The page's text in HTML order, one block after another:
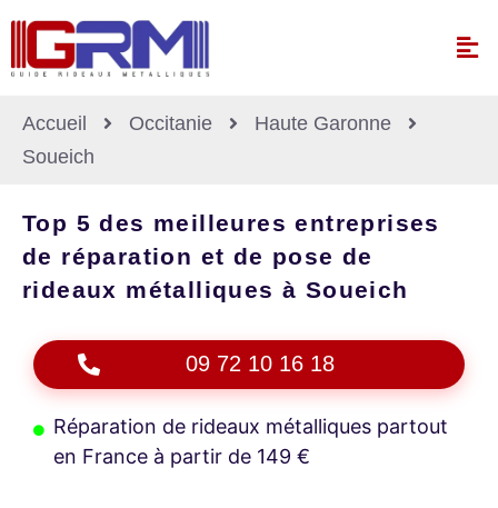
Accueil Occitanie
Haute Garonne
Soueich
Top 5 des meilleures entreprises
de réparation et de pose de
rideaux métalliques à Soueich
09 72 10 16 18
Réparation de rideaux métalliques partout
en France à partir de 149 €